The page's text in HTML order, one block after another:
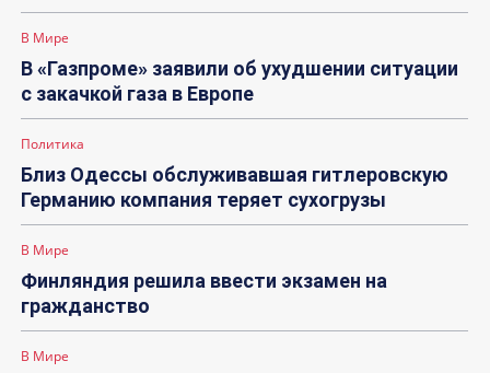
В Мире
В «Газпроме» заявили об ухудшении ситуации
с закачкой газа в Европе
Политика
Близ Одессы обслуживавшая гитлеровскую
Германию компания теряет сухогрузы
В Мире
Финляндия решила ввести экзамен на
гражданство
В Мире